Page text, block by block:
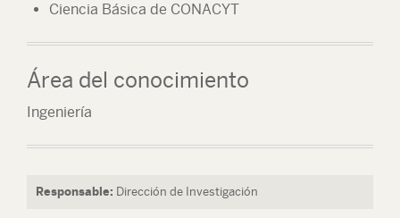
Ciencia Básica de CONACYT
Área del conocimiento
Ingeniería
Responsable: Dirección de Investigación